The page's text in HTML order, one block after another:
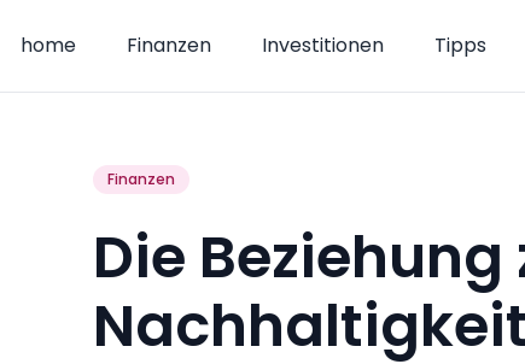
home Finanzen Investitionen Tipps
Finanzen
Die